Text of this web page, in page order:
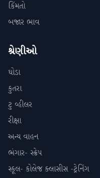
કિંમતો
બજાર ભાવ
શ્રેણીઓ
ઘોડા
કુતરા
ટુ વ્હીલર
રીક્ષા
અન્ય વાહન
ભંગાર- સ્ક્રેપ
સ્કૂલ- કોલેજ ક્લાસીસ -ટ્રેનિંગ